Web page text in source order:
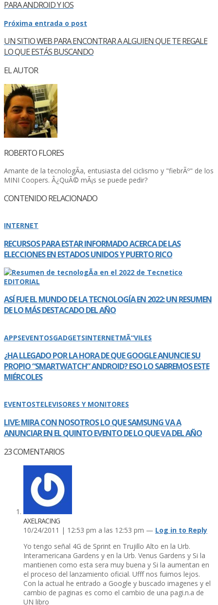
PARA ANDROID Y IOS
Próxima entrada o post
UN SITIO WEB PARA ENCONTRAR A ALGUIEN QUE TE REGALE
LO QUE ESTÁS BUSCANDO
EL AUTOR
ROBERTO FLORES
Amante de la tecnologÃ­a, entusiasta del ciclismo y "fiebrÃº" de los
MINI Coopers. Â¿QuÃ© mÃ¡s se puede pedir?
CONTENIDO RELACIONADO
INTERNET
RECURSOS PARA ESTAR INFORMADO ACERCA DE LAS
ELECCIONES EN ESTADOS UNIDOS Y PUERTO RICO
EDITORIAL
ASÍ­ FUE EL MUNDO DE LA TECNOLOGÍ­A EN 2022: UN RESUMEN
DE LO MÁS DESTACADO DEL AÑO
APPSEVENTOSGADGETSINTERNETMÃ“VILES
¿HA LLEGADO POR LA HORA DE QUE GOOGLE ANUNCIE SU
PROPIO “SMARTWATCH” ANDROID? ESO LO SABREMOS ESTE
MIÉRCOLES
EVENTOSTELEVISORES Y MONITORES
LIVE: MIRA CON NOSOTROS LO QUE SAMSUNG VA A
ANUNCIAR EN EL QUINTO EVENTO DE LO QUE VA DEL AÑO
23COMENTARIOS
AXELRACING
10/24/2011 | 12:53 pm a las 12:53 pm — Log in to Reply
Yo tengo señal 4G de Sprint en Trujillo Alto en la Urb.
Interamericana Gardens y en la Urb. Venus Gardens y Si la
mantienen como esta sera muy buena y Si la aumentan en
el proceso del lanzamiento oficial. Ufff nos fuimos lejos.
Con la actual he entrado a Google y buscado imagenes y el
cambio de paginas es como el cambio de una pagi.n.a de
UN libro